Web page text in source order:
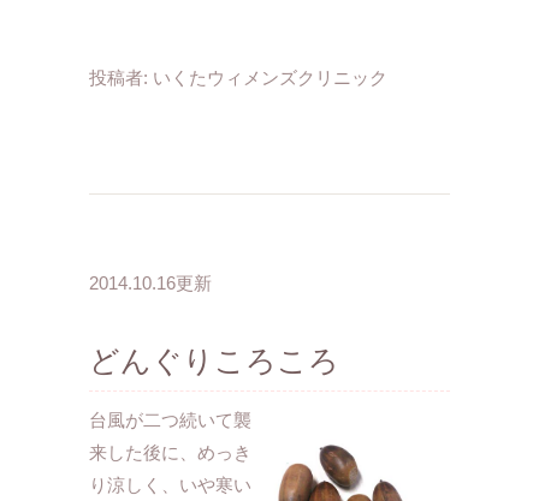
投稿者: いくたウィメンズクリニック
2014.10.16更新
どんぐりころころ
台風が二つ続いて襲
来した後に、めっき
り涼しく、いや寒い